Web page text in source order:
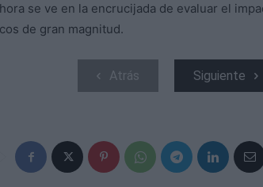
se ve en la encrucijada de evaluar el
de gran magnitud.
Atrás Siguiente